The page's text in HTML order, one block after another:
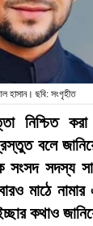
হাসান। ছবি: সংগৃহীত
নিশ্চিত
বলে
সংসদ সদস্য
মাঠে
কথাও